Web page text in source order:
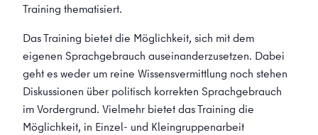
Training thematisiert.
Das Training bietet die Möglichkeit, sich mit dem
eigenen Sprachgebrauch auseinanderzusetzen. Dabei
geht es weder um reine Wissensvermittlung noch stehen
Diskussionen über politisch korrekten Sprachgebrauch
im Vordergrund. Vielmehr bietet das Training die
Möglichkeit, in Einzel- und Kleingruppenarbeit